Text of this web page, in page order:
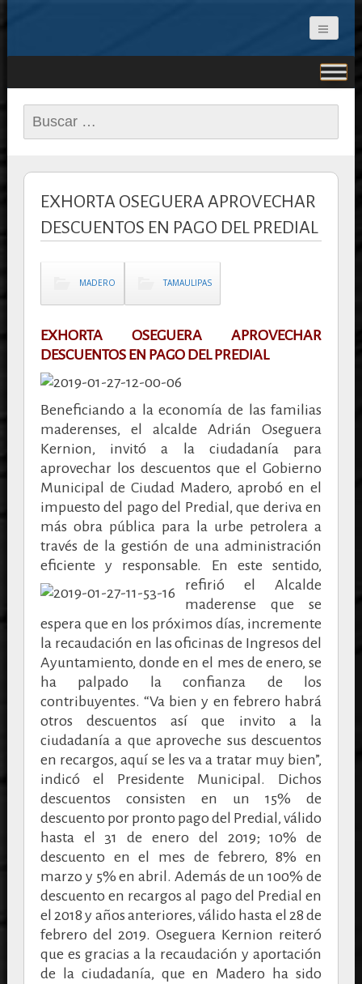
CONCEPTO NOTICIAS
Buscar:
EXHORTA OSEGUERA APROVECHAR
DESCUENTOS EN PAGO DEL PREDIAL
MADERO TAMAULIPAS
EXHORTA OSEGUERA APROVECHAR
DESCUENTOS EN PAGO DEL PREDIAL
Beneficiando a la economía de las familias
maderenses, el alcalde Adrián Oseguera
Kernion, invitó a la ciudadanía para
aprovechar los descuentos que el Gobierno
Municipal de Ciudad Madero, aprobó en el
impuesto del pago del Predial, que deriva en
más obra pública para la urbe petrolera a
través de la gestión de una administración
eficiente y responsable. En este sentido,
refirió el Alcalde
maderense que se
espera que en los próximos días, incremente
la recaudación en las oficinas de Ingresos del
Ayuntamiento, donde en el mes de enero, se
ha palpado la confianza de los
contribuyentes. “Va bien y en febrero habrá
otros descuentos así que invito a la
ciudadanía a que aproveche sus descuentos
en recargos, aquí se les va a tratar muy bien”,
indicó el Presidente Municipal. Dichos
descuentos consisten en un 15% de
descuento por pronto pago del Predial, válido
hasta el 31 de enero del 2019; 10% de
descuento en el mes de febrero, 8% en
marzo y 5% en abril. Además de un 100% de
descuento en recargos al pago del Predial en
el 2018 y años anteriores, válido hasta el 28 de
febrero del 2019. Oseguera Kernion reiteró
que es gracias a la recaudación y aportación
de la ciudadanía, que en Madero ha sido